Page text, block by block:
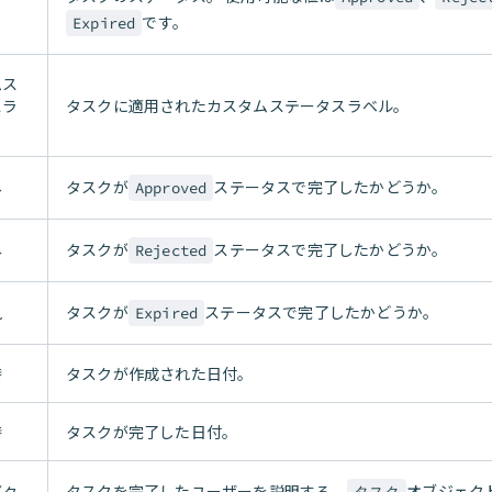
Expired です。
タスクに適用されたカスタムステータスラベル。
タスクが Approved ステータスで完了したかどうか。
タスクが Rejected ステータスで完了したかどうか。
タスクが Expired ステータスで完了したかどうか。
タスクが作成された日付。
タスクが完了した日付。